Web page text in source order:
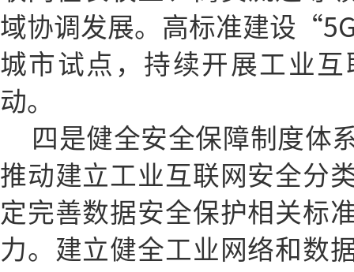
域协调发展。高标准建设
城市试点，持续开展工业
动。
四是健全安全保障制度体
推动建立工业互联网安全分
定完善数据安全保护相关标
力。建立健全工业网络和数